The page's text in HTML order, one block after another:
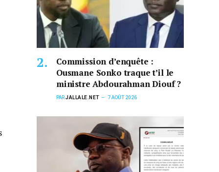
Commission d’enquête :
Ousmane Sonko traque t’il le
ministre Abdourahman Diouf ?
PARJALLALE.NET 7 AOÛT 2026